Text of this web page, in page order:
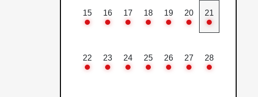
15 16 17 18 19 20 21
22 23 24 25 26 27 28